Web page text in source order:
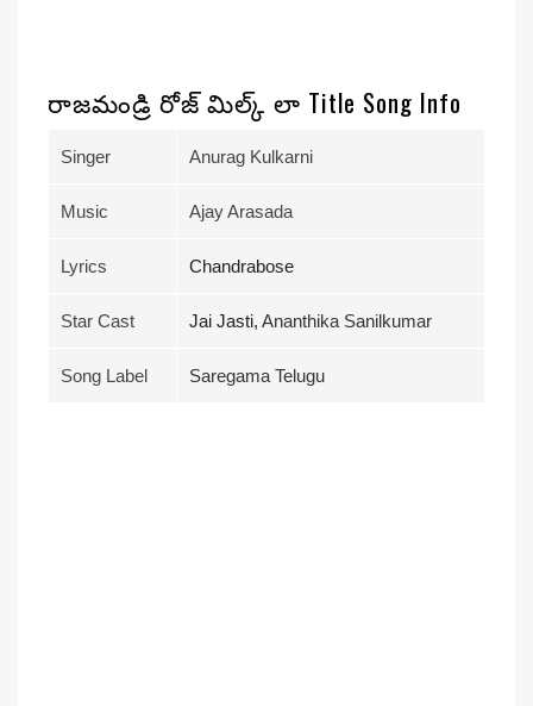
రాజమండ్రి రోజ్ మిల్క్ లా Title Song Info
Singer Anurag Kulkarni
Music Ajay Arasada
Lyrics Chandrabose
Star Cast Jai Jasti, Ananthika Sanilkumar
Song Label Saregama Telugu